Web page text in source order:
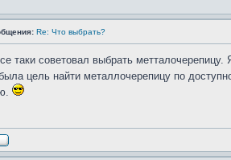
Re: Что выбрать?
таки советовал выбрать
цель найти металлочерепицу по